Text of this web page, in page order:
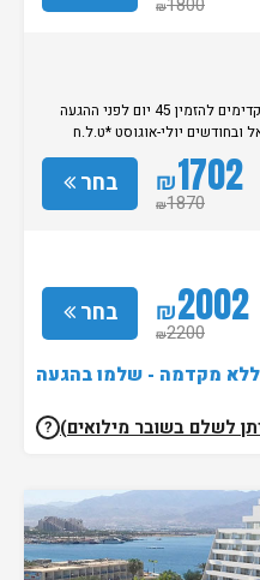
₪
מבצע מיוחד למקדימים להזמין - מקדימים להזמין 45 יום לפני ההגעה
ישראל ובחודשים יולי-אוגוסט *ט.ל.ח
בחר ₪1702
₪1870
בחר ₪2002
₪2200
ללא מקדמה - שלמו בהגעה
לשלם בשובר מילואים) ?